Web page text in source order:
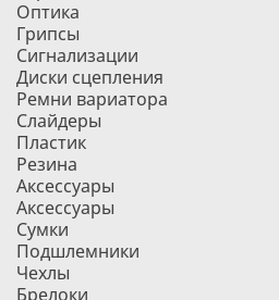
Оптика
Грипсы
Сигнализации
Диски сцепления
Ремни вариатора
Слайдеры
Пластик
Резина
Аксессуары
Аксессуары
Сумки
Подшлемники
Чехлы
Брелоки